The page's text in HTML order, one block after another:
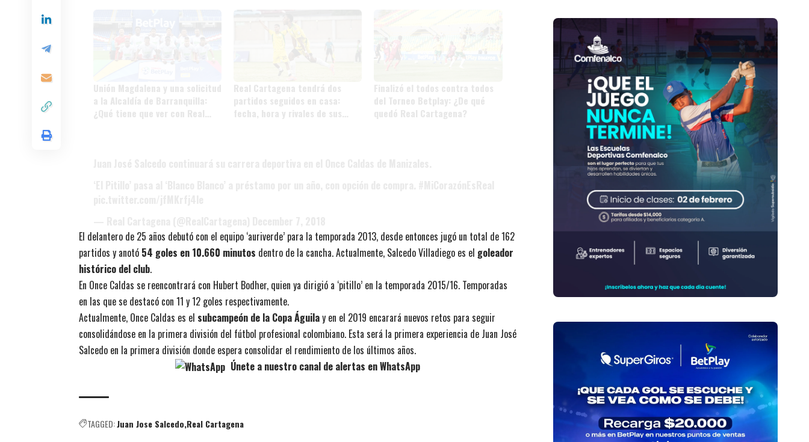
Unión Magdalena y una solicitud
a la Alcaldía de Barranquilla:
¿Qué tiene que ver con Real
Real Cartagena tendrá dos
partidos seguidos en casa:
fecha, hora y rivales de sus
Finalizó el todos contra todos
del Torneo Betplay: ¿De qué
quedó Real Cartagena?
El delantero de 25 años debutó con el equipo ‘auriverde’ para la temporada 2013, desde entonces jugó un total de 162
partidos y anotó 54 goles en 10.660 minutos dentro de la cancha. Actualmente, Salcedo Villadiego es el goleador
histórico del club.
En Once Caldas se reencontrará con Hubert Bodher, quien ya dirigió a ‘pitillo’ en la temporada 2015/16. Temporadas
en las que se destacó con 11 y 12 goles respectivamente.
Actualmente, Once Caldas es el subcampeón de la Copa Águilay en el 2019 encarará nuevos retos para seguir
consolidándose en la primera división del fútbol profesional colombiano. Esta será la primera experiencia de Juan José
Salcedo en la primera división donde espera consolidar el rendimiento de los últimos años.
Únete a nuestro canal de alertas en WhatsApp
TAGGED:Juan Jose Salcedo Real Cartagena